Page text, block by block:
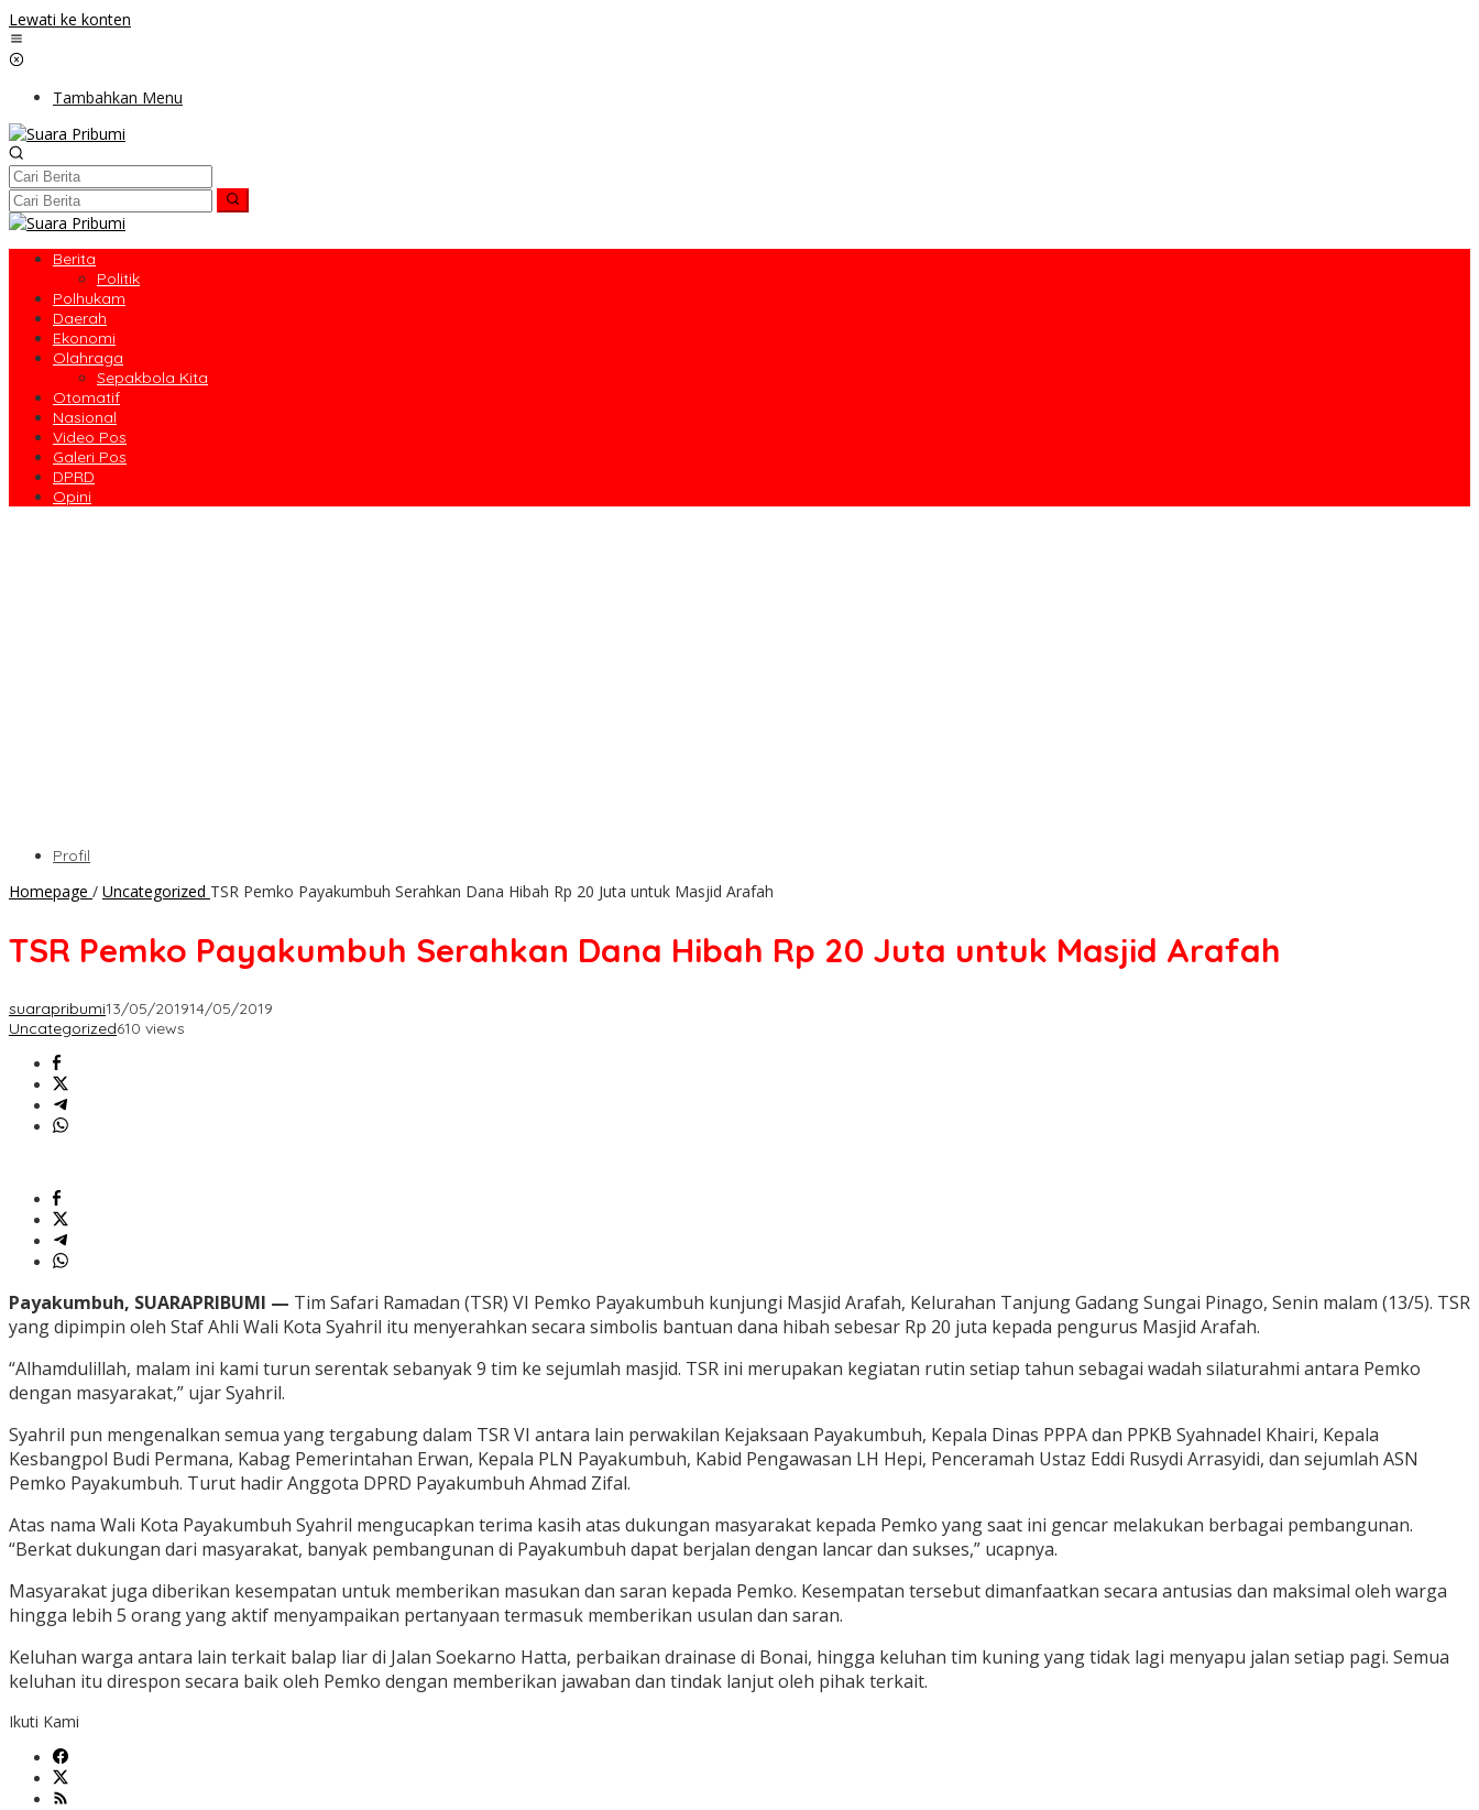
Lewati ke konten
Tambahkan Menu
Berita
Politik
Polhukam
Daerah
Ekonomi
Olahraga
Sepakbola Kita
Otomatif
Nasional
Video Pos
Galeri Pos
DPRD
Opini
Profil
Homepage / Uncategorized TSR Pemko Payakumbuh Serahkan Dana Hibah Rp 20 Juta untuk Masjid Arafah
TSR Pemko Payakumbuh Serahkan Dana Hibah Rp 20 Juta untuk Masjid Arafah
suarapribumi13/05/201914/05/2019
Uncategorized610 views
Payakumbuh, SUARAPRIBUMI — Tim Safari Ramadan (TSR) VI Pemko Payakumbuh kunjungi Masjid Arafah, Kelurahan Tanjung Gadang Sungai Pinago, Senin malam (13/5). TSR
yang dipimpin oleh Staf Ahli Wali Kota Syahril itu menyerahkan secara simbolis bantuan dana hibah sebesar Rp 20 juta kepada pengurus Masjid Arafah.
“Alhamdulillah, malam ini kami turun serentak sebanyak 9 tim ke sejumlah masjid. TSR ini merupakan kegiatan rutin setiap tahun sebagai wadah silaturahmi antara Pemko
dengan masyarakat,” ujar Syahril.
Syahril pun mengenalkan semua yang tergabung dalam TSR VI antara lain perwakilan Kejaksaan Payakumbuh, Kepala Dinas PPPA dan PPKB Syahnadel Khairi, Kepala
Kesbangpol Budi Permana, Kabag Pemerintahan Erwan, Kepala PLN Payakumbuh, Kabid Pengawasan LH Hepi, Penceramah Ustaz Eddi Rusydi Arrasyidi, dan sejumlah ASN
Pemko Payakumbuh. Turut hadir Anggota DPRD Payakumbuh Ahmad Zifal.
Atas nama Wali Kota Payakumbuh Syahril mengucapkan terima kasih atas dukungan masyarakat kepada Pemko yang saat ini gencar melakukan berbagai pembangunan.
“Berkat dukungan dari masyarakat, banyak pembangunan di Payakumbuh dapat berjalan dengan lancar dan sukses,” ucapnya.
Masyarakat juga diberikan kesempatan untuk memberikan masukan dan saran kepada Pemko. Kesempatan tersebut dimanfaatkan secara antusias dan maksimal oleh warga
hingga lebih 5 orang yang aktif menyampaikan pertanyaan termasuk memberikan usulan dan saran.
Keluhan warga antara lain terkait balap liar di Jalan Soekarno Hatta, perbaikan drainase di Bonai, hingga keluhan tim kuning yang tidak lagi menyapu jalan setiap pagi. Semua
keluhan itu direspon secara baik oleh Pemko dengan memberikan jawaban dan tindak lanjut oleh pihak terkait.
Ikuti Kami